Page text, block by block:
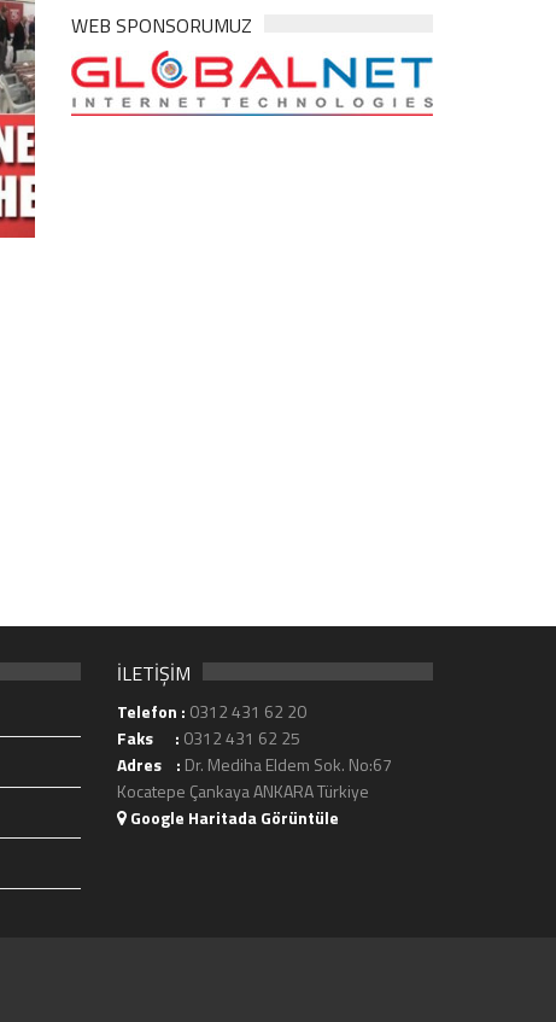
WEB SPONSORUMUZ
İLETİŞİM
Telefon : 0312 431 62 20
Faks : 0312 431 62 25
Adres : Dr. Mediha Eldem Sok. No:67
Kocatepe Çankaya ANKARA Türkiye
Google Haritada Görüntüle